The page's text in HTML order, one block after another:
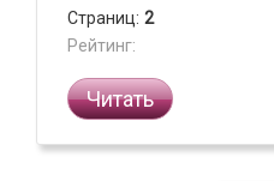
Страниц: 2
Рейтинг:
Читать